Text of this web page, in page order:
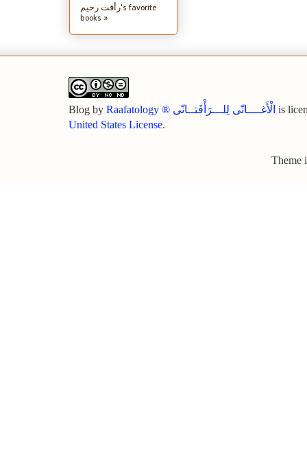
رأفت رحيم's favorite
books »
Blog by Raafatology ® الْأَغــــانّى لِلـــرَأْفَتــانّى is
United States License.
Theme